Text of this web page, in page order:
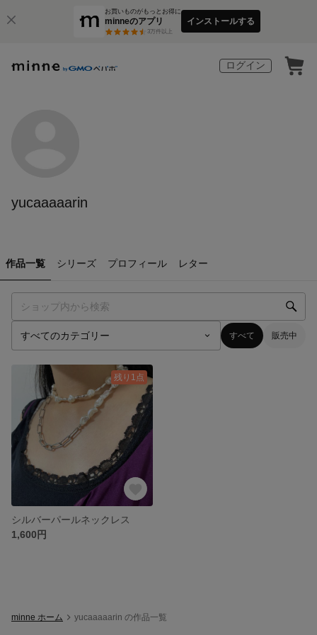
お買いものがもっとお得に
minneのアプリ
3万件以上
インストールする
ログイン
yucaaaaarin
作品一覧 シリーズ プロフィール レター
すべて 販売中
残り1点
シルバーパールネックレス
1,600円
minne ホーム yucaaaaarin の作品一覧